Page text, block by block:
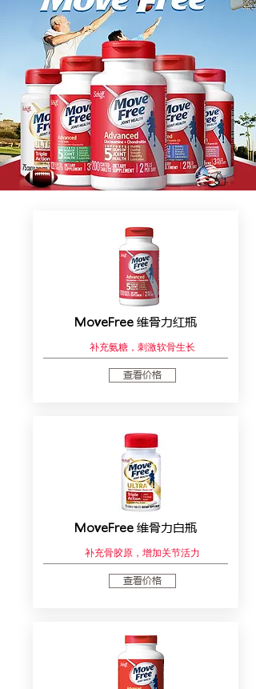
MoveFree 维骨力红瓶
补充氨糖，刺激软骨生长
查看价格
MoveFree 维骨力白瓶
补充骨胶原，增加关节活力
查看价格